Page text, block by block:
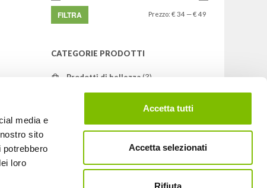
media e
sito
loro
Accetta tutti
Accetta selezionati
Rifiuta
FILTRA Prezzo: € 34 —€ 49
CATEGORIE PRODOTTI
Prodotti di bellezza (3)